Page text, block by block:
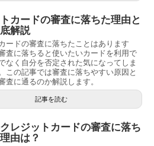
カードの審査に落ちた理由と
解説
ードの審査に落ちたことはあります
査に落ちると使いたいカードを利用で
なく自分を否定された気になってしま
この記事では審査に落ちやすい原因と
査に通るのか解説します。
記事を読む
レジットカードの審査に落ち
由は？